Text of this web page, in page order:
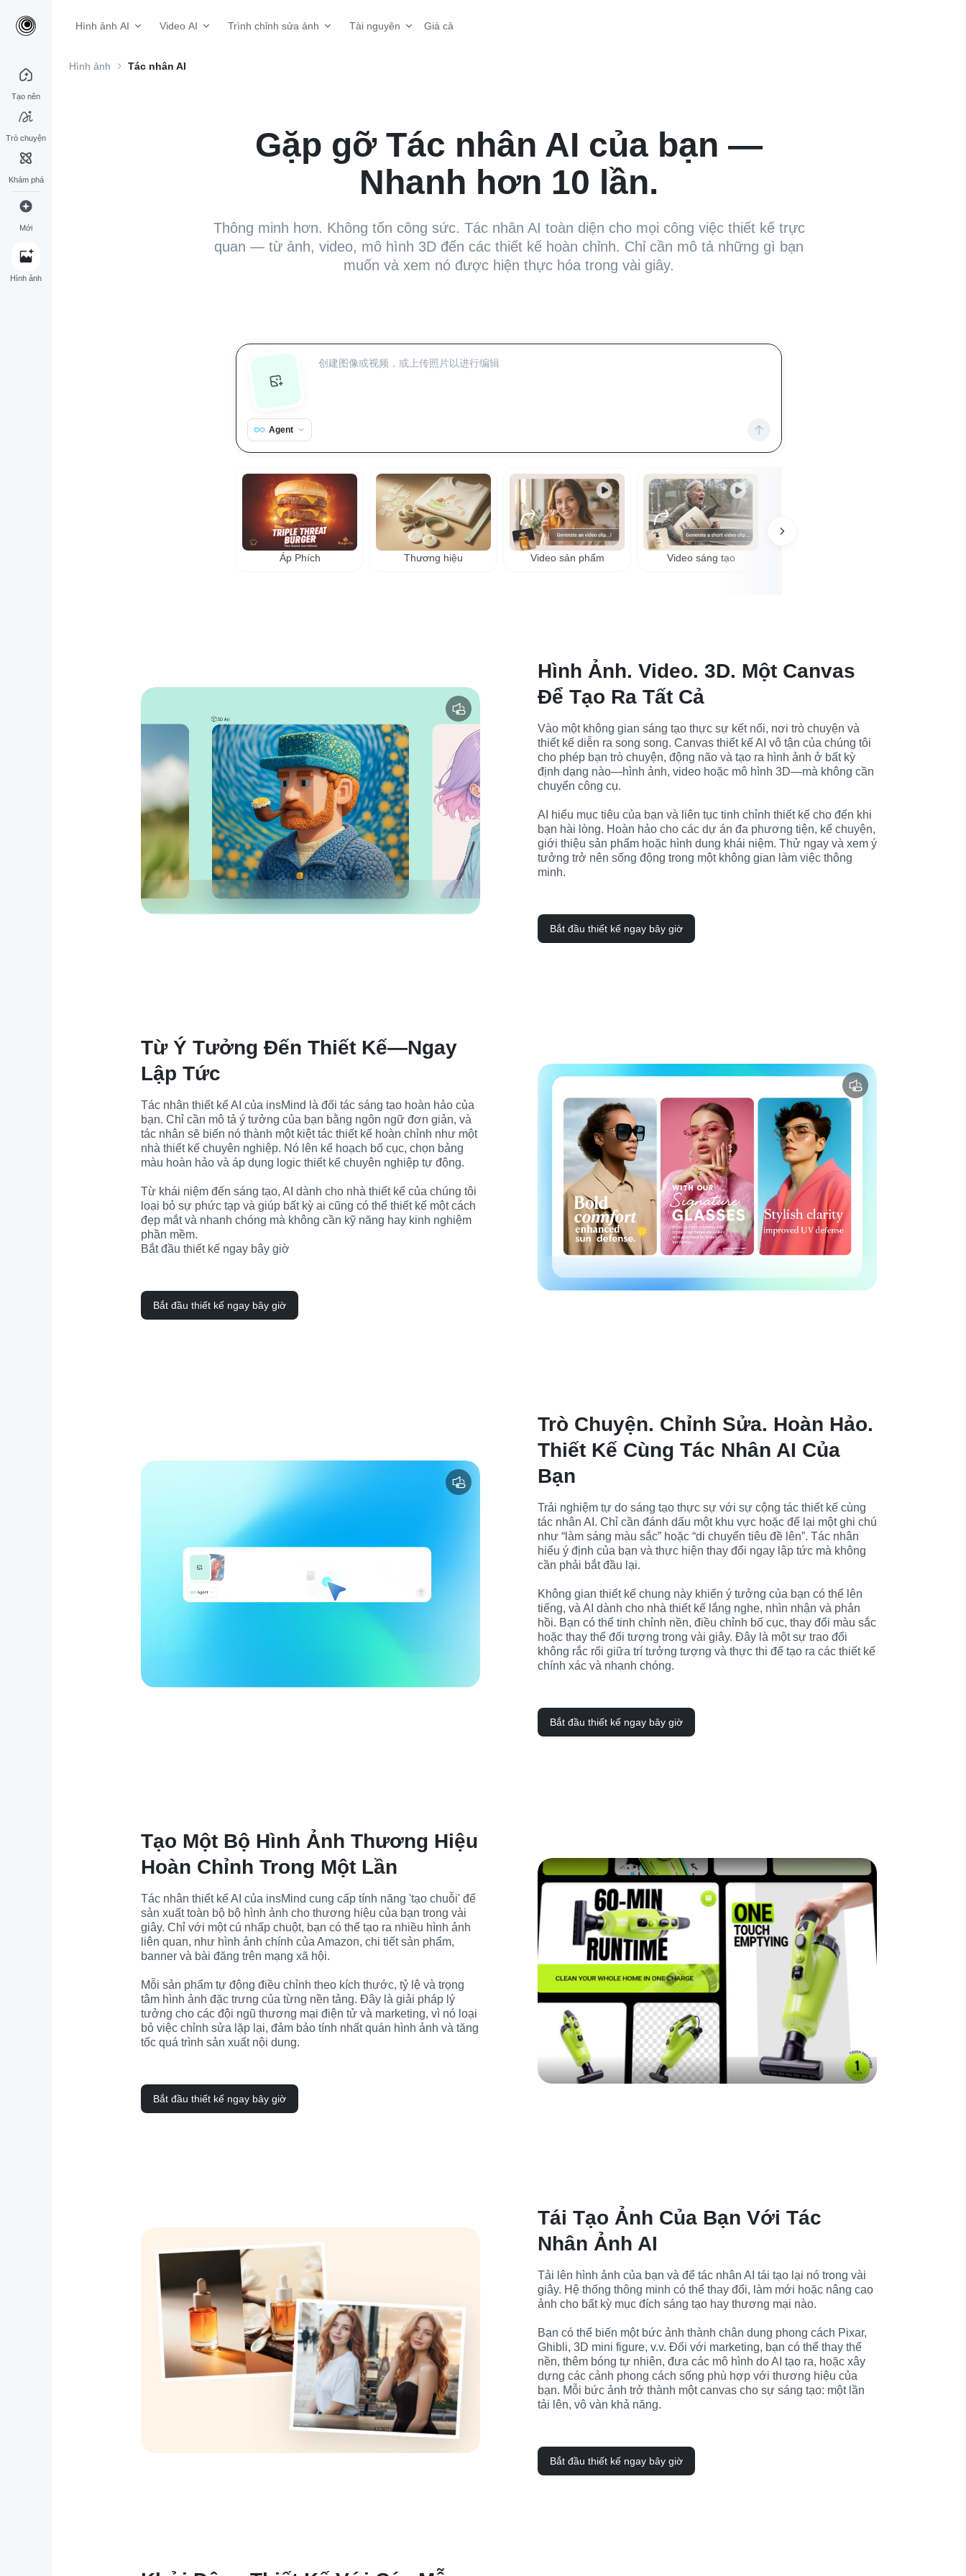
Hình ảnh AI Video AI Trình chỉnh sửa ảnh Tài nguyên Giá cả
Tạo nên
Trò chuyện
Khám phá
Mới
Hình ảnh
Hình ảnh Tác nhân AI
Gặp gỡ Tác nhân AI của bạn —
Nhanh hơn 10 lần.
Thông minh hơn. Không tốn công sức. Tác nhân AI toàn diện cho mọi công việc thiết kế trực
quan — từ ảnh, video, mô hình 3D đến các thiết kế hoàn chỉnh. Chỉ cần mô tả những gì bạn
muốn và xem nó được hiện thực hóa trong vài giây.
Agent
Áp Phích Thương hiệu Video sản phẩm Video sáng tạo
Hình Ảnh. Video. 3D. Một Canvas
Để Tạo Ra Tất Cả
Vào một không gian sáng tạo thực sự kết nối, nơi trò chuyện và
thiết kế diễn ra song song. Canvas thiết kế AI vô tận của chúng tôi
cho phép bạn trò chuyện, động não và tạo ra hình ảnh ở bất kỳ
định dạng nào—hình ảnh, video hoặc mô hình 3D—mà không cần
chuyển công cụ.
AI hiểu mục tiêu của bạn và liên tục tinh chỉnh thiết kế cho đến khi
bạn hài lòng. Hoàn hảo cho các dự án đa phương tiện, kể chuyện,
giới thiệu sản phẩm hoặc hình dung khái niệm. Thử ngay và xem ý
tưởng trở nên sống động trong một không gian làm việc thông
minh.
Bắt đầu thiết kế ngay bây giờ
Từ Ý Tưởng Đến Thiết Kế—Ngay
Lập Tức
Tác nhân thiết kế AI của insMind là đối tác sáng tạo hoàn hảo của
bạn. Chỉ cần mô tả ý tưởng của bạn bằng ngôn ngữ đơn giản, và
tác nhân sẽ biến nó thành một kiệt tác thiết kế hoàn chỉnh như một
nhà thiết kế chuyên nghiệp. Nó lên kế hoạch bố cục, chọn bảng
màu hoàn hảo và áp dụng logic thiết kế chuyên nghiệp tự động.
Từ khái niệm đến sáng tạo, AI dành cho nhà thiết kế của chúng tôi
loại bỏ sự phức tạp và giúp bất kỳ ai cũng có thể thiết kế một cách
đẹp mắt và nhanh chóng mà không cần kỹ năng hay kinh nghiệm
phần mềm.
Bắt đầu thiết kế ngay bây giờ
Bắt đầu thiết kế ngay bây giờ
Trò Chuyện. Chỉnh Sửa. Hoàn Hảo.
Thiết Kế Cùng Tác Nhân AI Của
Bạn
Trải nghiệm tự do sáng tạo thực sự với sự cộng tác thiết kế cùng
tác nhân AI. Chỉ cần đánh dấu một khu vực hoặc để lại một ghi chú
như “làm sáng màu sắc” hoặc “di chuyển tiêu đề lên”. Tác nhân
hiểu ý định của bạn và thực hiện thay đổi ngay lập tức mà không
cần phải bắt đầu lại.
Không gian thiết kế chung này khiến ý tưởng của bạn có thể lên
tiếng, và AI dành cho nhà thiết kế lắng nghe, nhìn nhận và phản
hồi. Bạn có thể tinh chỉnh nền, điều chỉnh bố cục, thay đổi màu sắc
hoặc thay thế đối tượng trong vài giây. Đây là một sự trao đổi
không rắc rối giữa trí tưởng tượng và thực thi để tạo ra các thiết kế
chính xác và nhanh chóng.
Bắt đầu thiết kế ngay bây giờ
Tạo Một Bộ Hình Ảnh Thương Hiệu
Hoàn Chỉnh Trong Một Lần
Tác nhân thiết kế AI của insMind cung cấp tính năng 'tạo chuỗi' để
sản xuất toàn bộ bộ hình ảnh cho thương hiệu của bạn trong vài
giây. Chỉ với một cú nhấp chuột, bạn có thể tạo ra nhiều hình ảnh
liên quan, như hình ảnh chính của Amazon, chi tiết sản phẩm,
banner và bài đăng trên mạng xã hội.
Mỗi sản phẩm tự động điều chỉnh theo kích thước, tỷ lệ và trọng
tâm hình ảnh đặc trưng của từng nền tảng. Đây là giải pháp lý
tưởng cho các đội ngũ thương mại điện tử và marketing, vì nó loại
bỏ việc chỉnh sửa lặp lại, đảm bảo tính nhất quán hình ảnh và tăng
tốc quá trình sản xuất nội dung.
Bắt đầu thiết kế ngay bây giờ
Tái Tạo Ảnh Của Bạn Với Tác
Nhân Ảnh AI
Tải lên hình ảnh của bạn và để tác nhân AI tái tạo lại nó trong vài
giây. Hệ thống thông minh có thể thay đổi, làm mới hoặc nâng cao
ảnh cho bất kỳ mục đích sáng tạo hay thương mại nào.
Bạn có thể biến một bức ảnh thành chân dung phong cách Pixar,
Ghibli, 3D mini figure, v.v. Đối với marketing, bạn có thể thay thế
nền, thêm bóng tự nhiên, đưa các mô hình do AI tạo ra, hoặc xây
dựng các cảnh phong cách sống phù hợp với thương hiệu của
bạn. Mỗi bức ảnh trở thành một canvas cho sự sáng tạo: một lần
tải lên, vô vàn khả năng.
Bắt đầu thiết kế ngay bây giờ